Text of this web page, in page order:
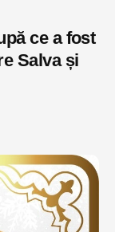
ce a fost
Salva și